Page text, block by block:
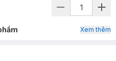
Xem thêm